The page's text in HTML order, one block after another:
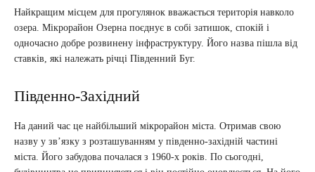
Найкращим місцем для прогулянок вважається територія навколо
озера. Мікрорайон Озерна поєднує в собі затишок, спокій і
одночасно добре розвинену інфраструктуру. Його назва пішла від
ставків, які належать річці Південний Буг.
Південно-Західний
На даний час це найбільший мікрорайон міста. Отримав свою
назву у зв’язку з розташуванням у південно-західній частині
міста. Його забудова почалася з 1960-х років. По сьогодні,